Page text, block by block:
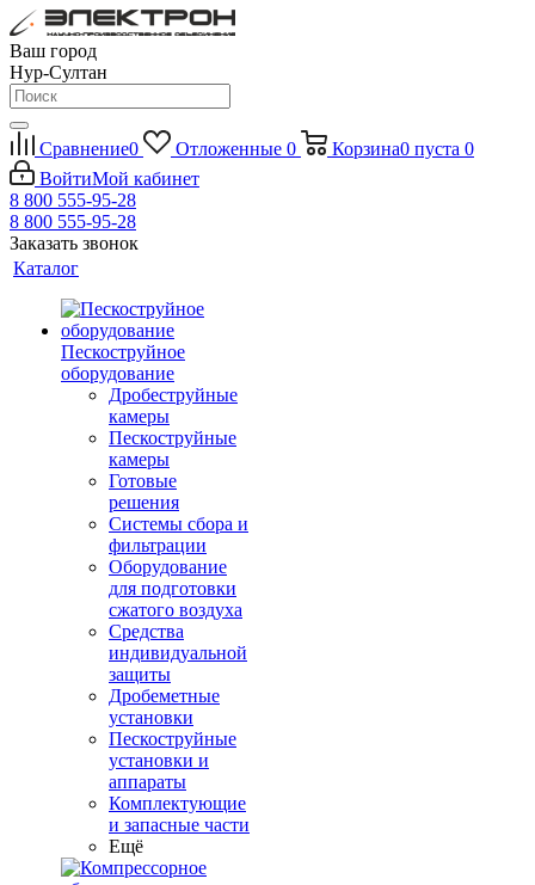
Ваш город
Нур-Султан
Сравнение0 Отложенные 0 Корзина0 пуста 0
ВойтиМой кабинет
8 800 555-95-28
8 800 555-95-28
Заказать звонок
Каталог
Пескоструйное
оборудование
Дробеструйные
камеры
Пескоструйные
камеры
Готовые
решения
Системы сбора и
фильтрации
Оборудование
для подготовки
сжатого воздуха
Средства
индивидуальной
защиты
Дробеметные
установки
Пескоструйные
установки и
аппараты
Комплектующие
и запасные части
Ещё